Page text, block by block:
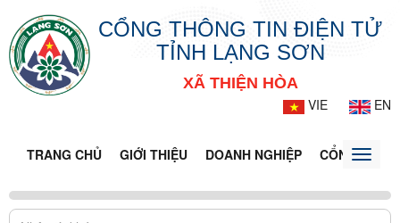
CỔNG THÔNG TIN ĐIỆN TỬ
TỈNH LẠNG SƠN
XÃ THIỆN HÒA
VIE
EN
TRANG CHỦ GIỚI THIỆU DOANH NGHIỆP CỔNG DỊCH
Toggle